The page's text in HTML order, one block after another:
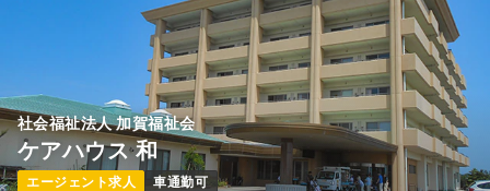
社会福祉法人 加賀福祉会
ケアハウス 和
エージェント求人 車通勤可